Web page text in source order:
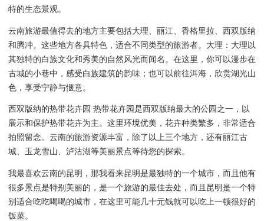
特的生态景观。
云南旅游最值得去的地方主要包括大理、丽江、香格里拉、西双版纳
和腾冲。这些地方各具特色，适合不同类型的旅游者。大理：大理以
其独特的白族文化和秀美的自然风光而闻名。在这里，你可以漫步在
古城的小巷中，感受白族建筑的韵味；也可以前往洱海，欣赏湖光山
色，享受宁静与惬意。
西双版纳的热带花卉园 热带花卉园是西双版纳最大的公园之一，以
展示和保护热带花卉为主。这里环境优美，花卉种类繁多，非常适合
拍照留念。云南的旅游资源丰富，除了以上三个地方，还有丽江古
城、玉龙雪山、泸沽湖等美丽景点等待您的探索。
我最喜欢云南的昆明，那我看来昆明是最独特的一个城市，而且他有
很多景点是特别美丽的，是一个旅游的最佳去处，而且昆明是一个特
别适合吃吃喝喝的城市，在这里可能几十元钱就可以吃上一顿很好的
饭菜。